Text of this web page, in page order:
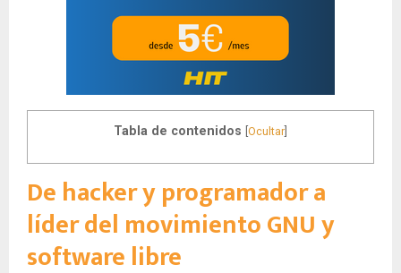
Tabla de contenidos Ocultar
De hacker y programador a
líder del movimiento GNU y
software libre